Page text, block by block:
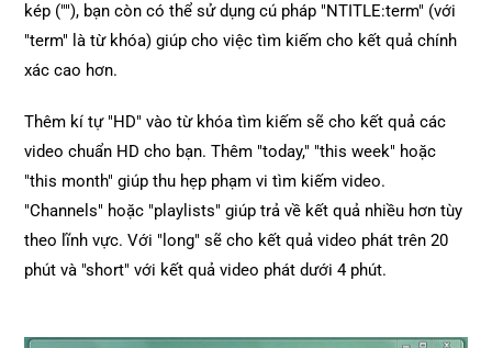
kép (""), bạn còn có thể sử dụng cú pháp "NTITLE:term" (với
"term" là từ khóa) giúp cho việc tìm kiếm cho kết quả chính
xác cao hơn.
Thêm kí tự "HD" vào từ khóa tìm kiếm sẽ cho kết quả các
video chuẩn HD cho bạn. Thêm "today," "this week" hoặc
"this month" giúp thu hẹp phạm vi tìm kiếm video.
"Channels" hoặc "playlists" giúp trả về kết quả nhiều hơn tùy
theo lĩnh vực. Với "long" sẽ cho kết quả video phát trên 20
phút và "short" với kết quả video phát dưới 4 phút.